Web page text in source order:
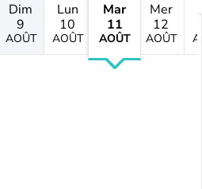
Dim
9
AOÛT
Lun
10
AOÛT
Mar
11
AOÛT
Mer
12
AOÛT